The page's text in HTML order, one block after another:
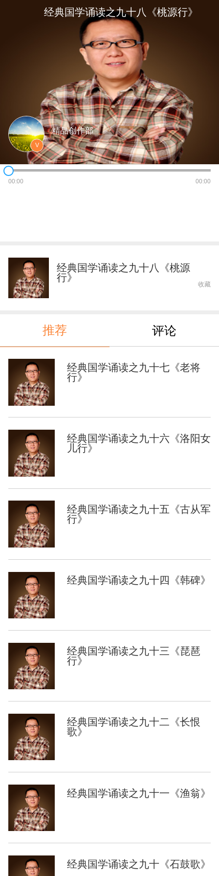
经典国学诵读之九十八《桃源行》
V
精品创作部
00:00 00:00
经典国学诵读之九十八《桃源
行》
收藏
推荐 评论
经典国学诵读之九十七《老将
行》
经典国学诵读之九十六《洛阳女
儿行》
经典国学诵读之九十五《古从军
行》
经典国学诵读之九十四《韩碑》
经典国学诵读之九十三《琵琶
行》
经典国学诵读之九十二《长恨
歌》
经典国学诵读之九十一《渔翁》
经典国学诵读之九十《石鼓歌》